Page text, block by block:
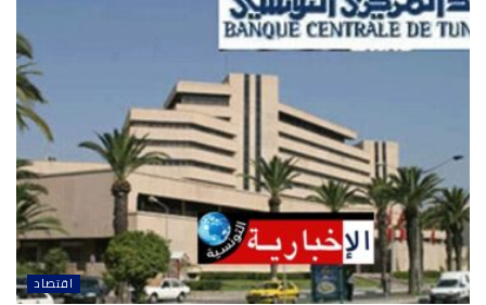
اقتصاد